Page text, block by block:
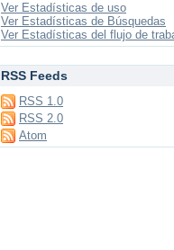
Ver Estadísticas de uso
Ver Estadísticas de Búsquedas
Ver Estadísticas del flujo de
RSS Feeds
RSS 1.0
RSS 2.0
Atom